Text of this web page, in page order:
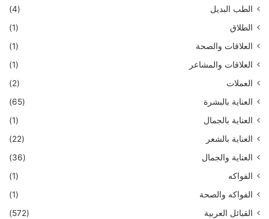
الطب البديل
(4)
الطلاق
(1)
العلاقات والصحة
(1)
العلاقات والمشاعر
(1)
العملات
(2)
العناية بالبشرة
(65)
العناية بالجمال
(1)
العناية بالشعر
(22)
العناية والجمال
(36)
الفواكه
(1)
الفواكه والصحة
(1)
القبائل العربية
(572)